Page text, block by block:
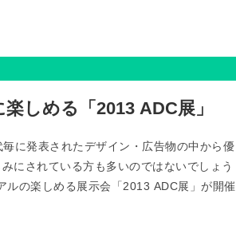
しめる「2013 ADC展」
に発表されたデザイン・広告物の中から優
にされている方も多いのではないでしょう
の楽しめる展示会「2013 ADC展」が開催